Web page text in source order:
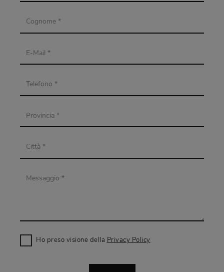
Ho preso visione della Privacy Policy